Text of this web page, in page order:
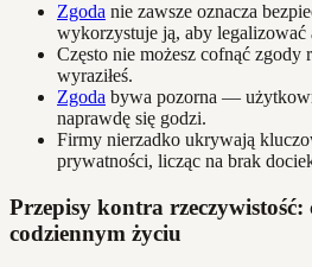
Zgoda nie zawsze oznacza
wykorzystuje ją, aby legalizować
Często nie możesz cofnąć zgody
wyraziłeś.
Zgoda bywa pozorna —
naprawdę się godzi.
Firmy nierzadko ukrywają
prywatności, licząc na brak
Przepisy kontra
codziennym życiu